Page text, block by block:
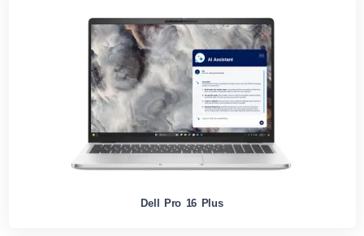
Dell Pro 16 Plus